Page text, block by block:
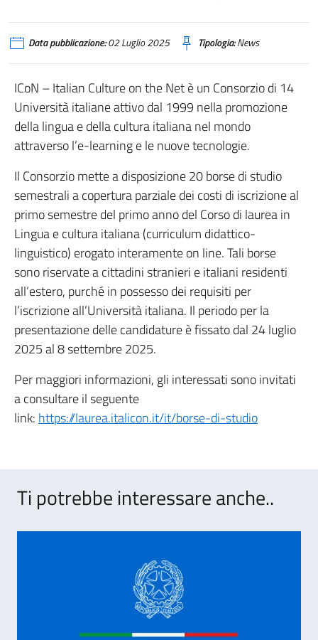
Data pubblicazione:02 Luglio 2025 Tipologia:News
ICoN – Italian Culture on the Net è un Consorzio di 14
Università italiane attivo dal 1999 nella promozione
della lingua e della cultura italiana nel mondo
attraverso l’e-learning e le nuove tecnologie.
Il Consorzio mette a disposizione 20 borse di studio
semestrali a copertura parziale dei costi di iscrizione al
primo semestre del primo anno del Corso di laurea in
Lingua e cultura italiana (curriculum didattico-
linguistico) erogato interamente on line. Tali borse
sono riservate a cittadini stranieri e italiani residenti
all’estero, purché in possesso dei requisiti per
l’iscrizione all’Università italiana. Il periodo per la
presentazione delle candidature è fissato dal 24 luglio
2025 al 8 settembre 2025.
Per maggiori informazioni, gli interessati sono invitati
a consultare il seguente
link: https://laurea.italicon.it/it/borse-di-studio
Ti potrebbe interessare anche..